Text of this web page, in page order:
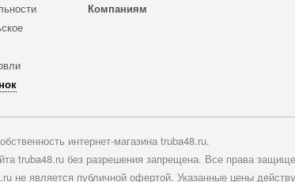
Компаниям
интернет-магазина truba48.ru.
truba48.ru без разрешения запрещена. Все права
не является публичной офертой. Указанные цены